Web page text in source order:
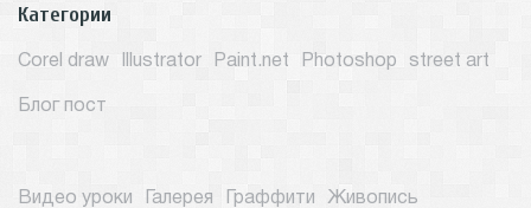
Категории
Corel draw Illustrator Paint.net Photoshop street art
Блог пост
Видео уроки Галерея Граффити Живопись